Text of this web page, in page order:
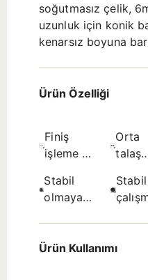
soğutmasız çelik,
uzunluk için konik
kenarsız boyuna
Ürün Özelliği
Finiş
işleme –
yüzey
kalitesi -
İlk seçim.
Orta
talaş
iyi
İlk
Stabil
olmayan
uygun -
Stabil
İlk
Ürün Kullanımı